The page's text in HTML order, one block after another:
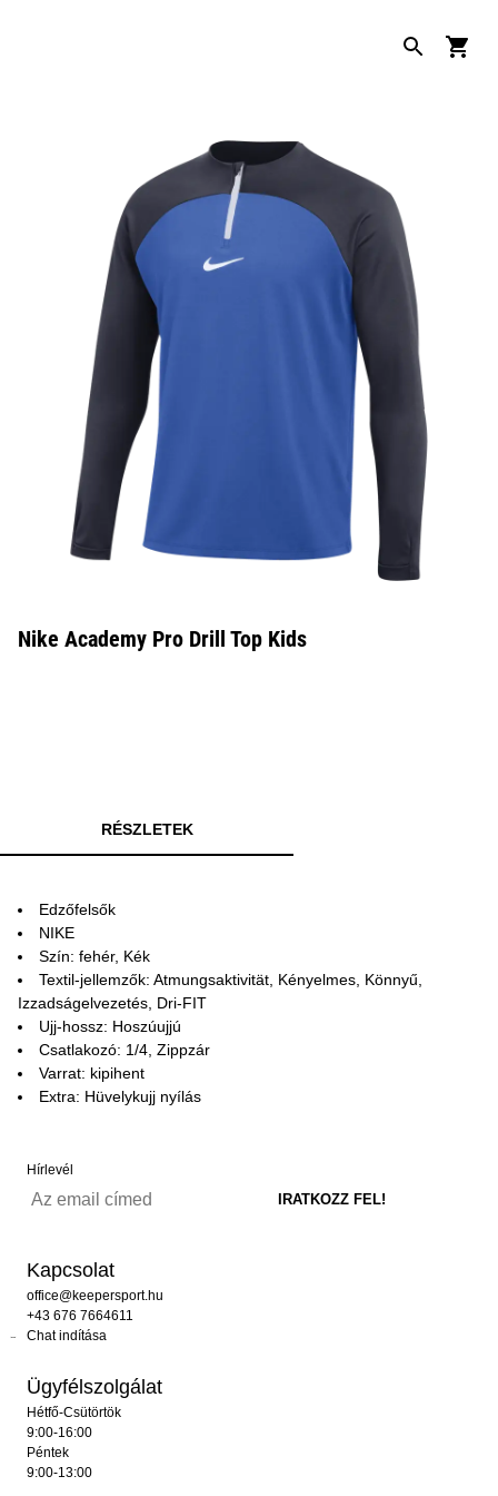
Nike Academy Pro Drill Top Kids
RÉSZLETEK
Edzőfelsők
NIKE
Szín: fehér, Kék
Textil-jellemzők: Atmungsaktivität, Kényelmes, Könnyű,
Izzadságelvezetés, Dri-FIT
Ujj-hossz: Hoszúujjú
Csatlakozó: 1/4, Zippzár
Varrat: kipihent
Extra: Hüvelykujj nyílás
Hírlevél
Kapcsolat
office@keepersport.hu
+43 676 7664611
Chat indítása
Ügyfélszolgálat
Hétfő-Csütörtök
9:00-16:00
Péntek
9:00-13:00